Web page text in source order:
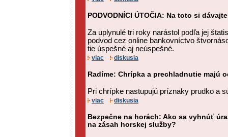
PODVODNÍCI ÚTOČIA: Na toto si
Za uplynulé tri roky narástol podľa jej
podvod cez online bankovníctvo
tie úspešné aj neúspešné.
viac diskusia
Radíme: Chrípka a prechladnutie majú
Pri chrípke nastupujú príznaky prudko a
viac diskusia
Bezpečne na horách: Ako sa vyhnúť
na zásah horskej služby?